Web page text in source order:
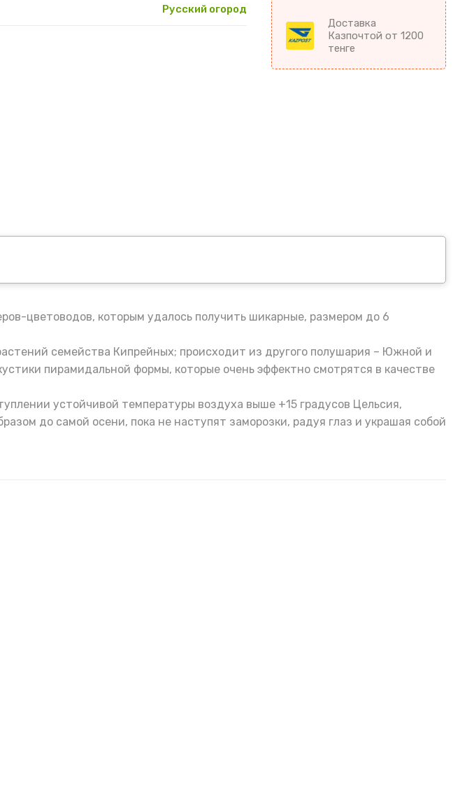
Русский огород
Доставка
Казпочтой от 1200
тенге
цветоводов, которым удалось получить шикарные, размером до 6
семейства Кипрейных; происходит из другого полушария – Южной и
пирамидальной формы, которые очень эффектно смотрятся в качестве
устойчивой температуры воздуха выше +15 градусов Цельсия,
до самой осени, пока не наступят заморозки, радуя глаз и украшая собой